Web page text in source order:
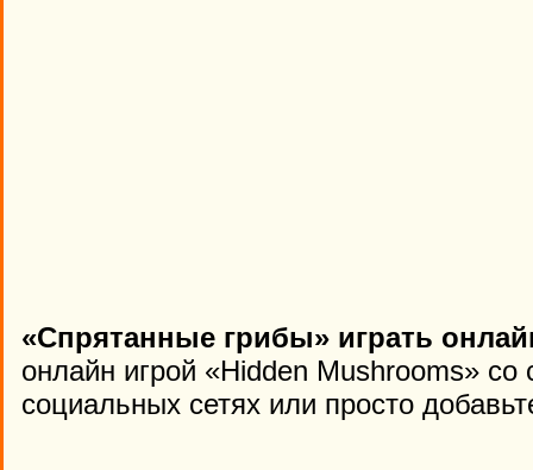
«Спрятанные грибы» играть
онлайн игрой «Hidden Mushrooms»
социальных сетях или просто